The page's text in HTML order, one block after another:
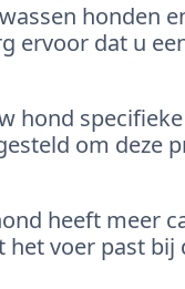
honden
ervoor dat u
hond
om deze
heeft meer
het voer past